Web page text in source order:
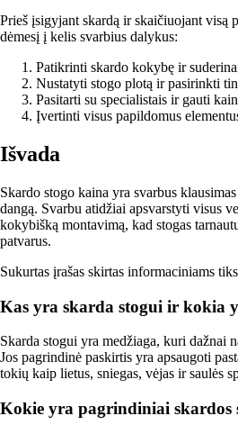
Prieš įsigyjant skardą ir skaičiuojant visą
dėmesį į kelis svarbius dalykus:
Patikrinti skardo kokybę ir
Nustatyti stogo plotą ir pasirinkti
Pasitarti su specialistais ir gauti
Įvertinti visus papildomus
Išvada
Skardo stogo kaina yra svarbus
dangą. Svarbu atidžiai apsvarstyti visus
kokybišką montavimą, kad stogas
patvarus.
Sukurtas įrašas skirtas informaciniams
Kas yra skarda stogui ir kokia
Skarda stogui yra medžiaga, kuri dažnai
Jos pagrindinė paskirtis yra apsaugoti
tokių kaip lietus, sniegas, vėjas ir saulės
Kokie yra pagrindiniai skardos